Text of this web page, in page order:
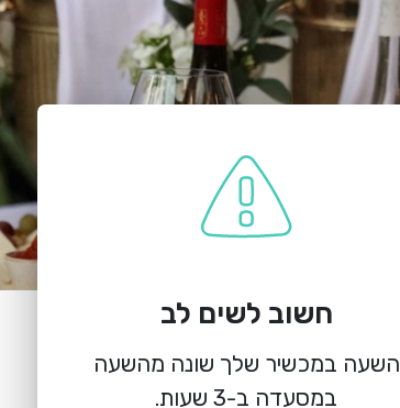
הזמנת מקום
בלנד 5
חשוב לשים לב
השעה במכשיר שלך שונה מהשעה